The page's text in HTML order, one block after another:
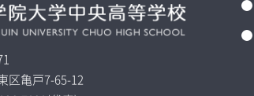
区亀戸7-65-12